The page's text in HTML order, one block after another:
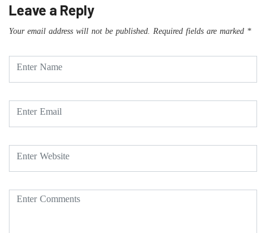
Leave a Reply
Your email address will not be published. Required fields are marked *